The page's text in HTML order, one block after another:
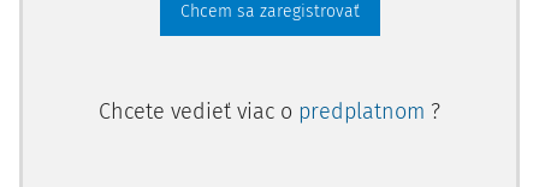
Chcem sa zaregistrovať
Chcete vedieť viac o predplatnom ?